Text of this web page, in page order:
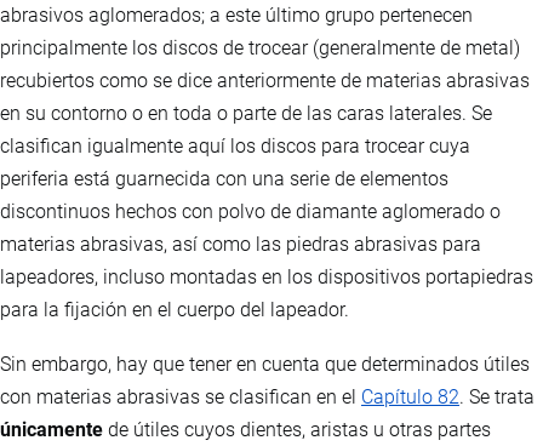
abrasivos aglomerados; a este último grupo pertenecen
principalmente los discos de trocear (generalmente de metal)
recubiertos como se dice anteriormente de materias abrasivas
en su contorno o en toda o parte de las caras laterales. Se
clasifican igualmente aquí los discos para trocear cuya
periferia está guarnecida con una serie de elementos
discontinuos hechos con polvo de diamante aglomerado o
materias abrasivas, así como las piedras abrasivas para
lapeadores, incluso montadas en los dispositivos portapiedras
para la fijación en el cuerpo del lapeador.
Sin embargo, hay que tener en cuenta que determinados útiles
con materias abrasivas se clasifican en el Capítulo 82. Se trata
únicamente de útiles cuyos dientes, aristas u otras partes